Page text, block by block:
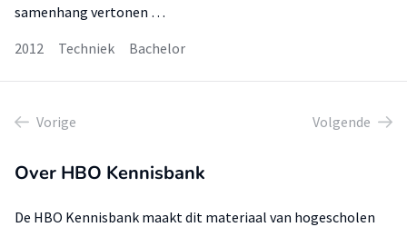
samenhang vertonen …
2012
Techniek Bachelor
Vorige Volgende
Over HBO Kennisbank
De HBO Kennisbank maakt dit materiaal van hogescholen